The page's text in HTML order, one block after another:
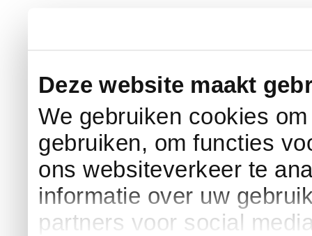
Deze website maakt
We gebruiken cookies
gebruiken, om functies
ons websiteverkeer te
informatie over uw
partners voor social